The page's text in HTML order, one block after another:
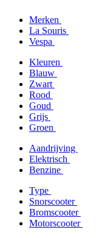
Merken
La Souris
Vespa
Kleuren
Blauw
Zwart
Rood
Goud
Grijs
Groen
Aandrijving
Elektrisch
Benzine
Type
Snorscooter
Bromscooter
Motorscooter